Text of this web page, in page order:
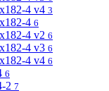
4 v4 3
4 6
4 v2 6
4 v3 6
4 v4 6
6
2 7